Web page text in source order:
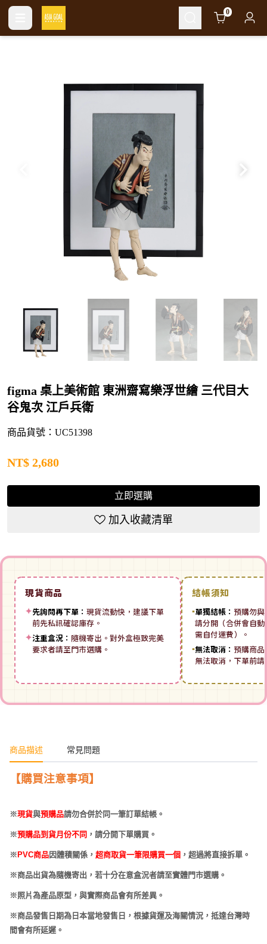
Cart 0
figma 桌上美術館 東洲齋寫樂浮世繪 三代目大
谷鬼次 江戶兵衛
商品貨號：UC51398
NT$ 2,680
立即選購
加入收藏清單
現貨商品
✦先詢問再下單： 現貨流動快，建議下單
前先私訊確認庫存。
✦注重盒況： 隨機寄出。對外盒極致完美
要求者請至門市選購。
結帳須知
▪單獨結帳： 預購勿與
請分開（合併會自
需自付運費）。
▪無法取消： 預購商品
無法取消，下單前
商品描述 常見問題
【購買注意事項】
※現貨與預購品請勿合併於同一筆訂單結帳。
※預購品到貨月份不同 ，請分開下單購買。
※PVC商品因體積關係， 超商取貨一筆限購買一個 ，超過將直接拆單。
※商品出貨為隨機寄出，若十分在意盒況者請至實體門市選購。
※照片為產品原型，與實際商品會有所差異。
※商品發售日期為日本當地發售日，根據貨運及海關情況，抵達台灣時
間會有所延遲。